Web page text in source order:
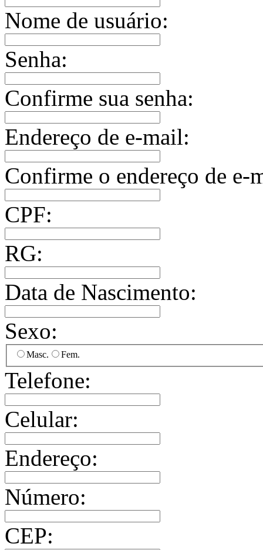
Nome de usuário:
Senha:
Confirme sua senha:
Endereço de e-mail:
Confirme o endereço de e-
CPF:
RG:
Data de Nascimento:
Sexo:
Masc. Fem.
Telefone:
Celular:
Endereço:
Número:
CEP: